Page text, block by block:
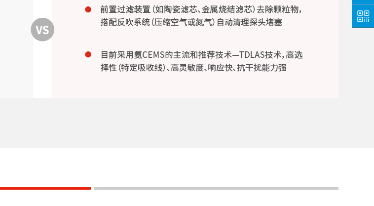
咨询
热线